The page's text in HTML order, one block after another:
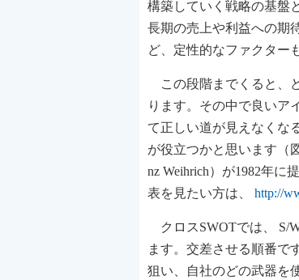
構築していく戦略の基盤
長期の売上や利益への期
ど、定性的なファクター
この段階までくると、
ります。その中で良いア
て正しい道が見えなくな
が役立つかと思います（
nz Weihrich）が1982年に
表を見たい方は、 http://
クロスSWOTでは、 S/
ます。交差させる順番で
狙い、自社のどの武器を